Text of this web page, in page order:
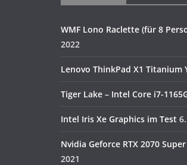
WMF Lono Raclette (für 8
2022
Lenovo ThinkPad X1 Titanium
Tiger Lake – Intel Core i7-
Intel Iris Xe Graphics im Test
Nvidia Geforce RTX 2070
2021